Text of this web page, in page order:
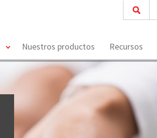
toggleNuestros productos Recursos